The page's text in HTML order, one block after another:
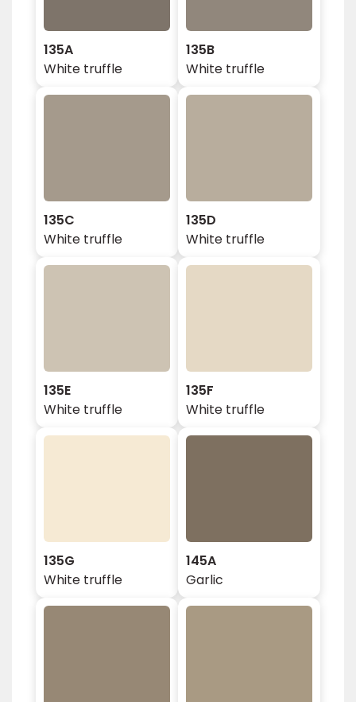
135A
White truffle
135B
White truffle
135C
White truffle
135D
White truffle
135E
White truffle
135F
White truffle
135G
White truffle
145A
Garlic